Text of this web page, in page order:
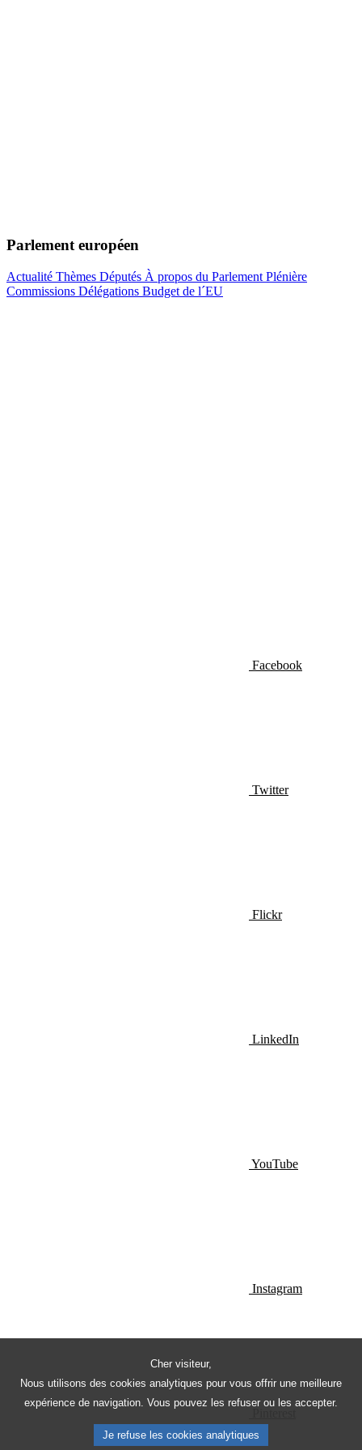
Cher visiteur,
Nous utilisons des cookies analytiques pour vous offrir une meilleure
expérience de navigation. Vous pouvez les refuser ou les accepter.
Je refuse les cookies analytiques
Parlement européen
Actualité Thèmes Députés À propos du Parlement Plénière
Commissions Délégations Budget de l´EU
Facebook
Twitter
Flickr
LinkedIn
YouTube
Instagram